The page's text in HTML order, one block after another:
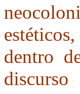
dentro